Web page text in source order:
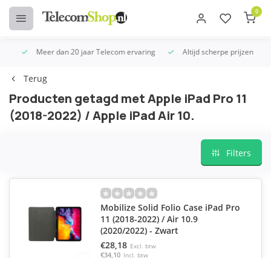
0
Meer dan 20 jaar Telecom ervaring Altijd scherpe prijzen
Terug
Producten getagd met Apple iPad Pro 11
(2018-2022) / Apple iPad Air 10.
Filters
Mobilize Solid Folio Case iPad Pro
11 (2018-2022) / Air 10.9
(2020/2022) - Zwart
€28,18 Excl. btw
€34,10 Incl. btw